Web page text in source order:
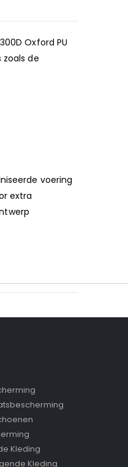
Oxford PU
de
voering
extra
Kleding
Kleding